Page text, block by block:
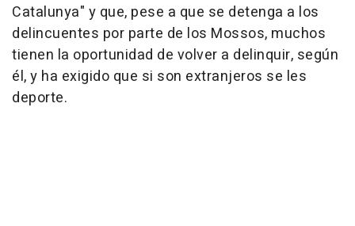
Catalunya" y que, pese a que se detenga a los
delincuentes por parte de los Mossos, muchos
tienen la oportunidad de volver a delinquir, según
él, y ha exigido que si son extranjeros se les
deporte.